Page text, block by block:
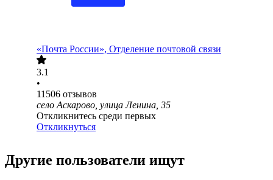
«Почта России», Отделение почтовой связи
3.1
•
11506 отзывов
село Аскарово, улица Ленина, 35
Откликнитесь среди первых
Откликнуться
Другие пользователи ищут